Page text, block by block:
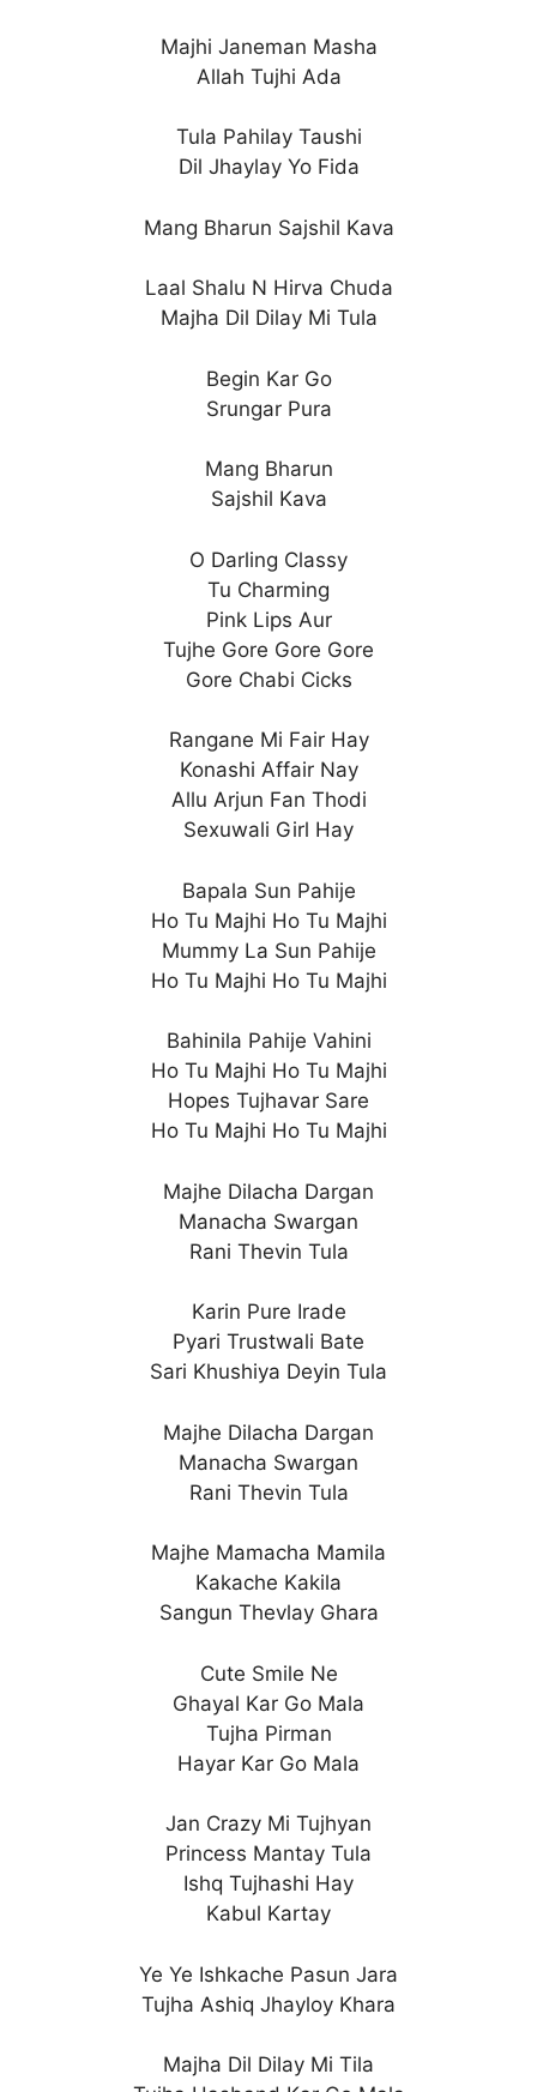
Majhi Janeman Masha
Allah Tujhi Ada
Tula Pahilay Taushi
Dil Jhaylay Yo Fida
Mang Bharun Sajshil Kava
Laal Shalu N Hirva Chuda
Majha Dil Dilay Mi Tula
Begin Kar Go
Srungar Pura
Mang Bharun
Sajshil Kava
O Darling Classy
Tu Charming
Pink Lips Aur
Tujhe Gore Gore Gore
Gore Chabi Cicks
Rangane Mi Fair Hay
Konashi Affair Nay
Allu Arjun Fan Thodi
Sexuwali Girl Hay
Bapala Sun Pahije
Ho Tu Majhi Ho Tu Majhi
Mummy La Sun Pahije
Ho Tu Majhi Ho Tu Majhi
Bahinila Pahije Vahini
Ho Tu Majhi Ho Tu Majhi
Hopes Tujhavar Sare
Ho Tu Majhi Ho Tu Majhi
Majhe Dilacha Dargan
Manacha Swargan
Rani Thevin Tula
Karin Pure Irade
Pyari Trustwali Bate
Sari Khushiya Deyin Tula
Majhe Dilacha Dargan
Manacha Swargan
Rani Thevin Tula
Majhe Mamacha Mamila
Kakache Kakila
Sangun Thevlay Ghara
Cute Smile Ne
Ghayal Kar Go Mala
Tujha Pirman
Hayar Kar Go Mala
Jan Crazy Mi Tujhyan
Princess Mantay Tula
Ishq Tujhashi Hay
Kabul Kartay
Ye Ye Ishkache Pasun Jara
Tujha Ashiq Jhayloy Khara
Majha Dil Dilay Mi Tila